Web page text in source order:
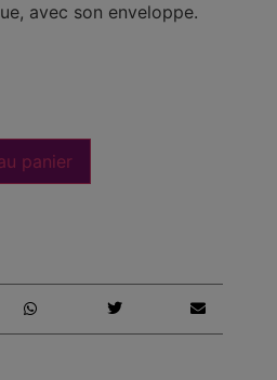
avec son enveloppe.
panier